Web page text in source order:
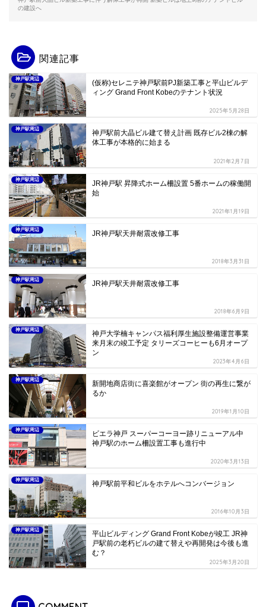
の建設へ
関連記事
神戸駅周辺
(仮称)セレニテ神戸駅前PJ新築工事と平山ビルデ
ィング Grand Front Kobeのテナント状況
2025年5月28日
神戸駅周辺
神戸駅前大晶ビル建て替え計画 既存ビル2棟の解
体工事が本格的に始まる
2021年2月7日
神戸駅周辺
JR神戸駅 昇降式ホーム柵設置 5番ホームの稼働開
始
2021年1月19日
神戸駅周辺 JR神戸駅天井耐震改修工事
2018年3月31日
神戸駅周辺 JR神戸駅天井耐震改修工事
2018年6月9日
神戸駅周辺
神戸大学楠キャンパス福利厚生施設整備運営事業
来月末の竣工予定 タリーズコーヒーも6月オープ
ン
2023年4月6日
神戸駅周辺
新開地商店街に喜楽館がオープン 街の再生に繋が
るか
2019年1月10日
神戸駅周辺
ビエラ神戸 スーパーコーヨー跡リニューアル中
神戸駅のホーム柵設置工事も進行中
2020年3月13日
神戸駅周辺 神戸駅前平和ビルをホテルへコンバージョン
2016年10月3日
神戸駅周辺
平山ビルディング Grand Front Kobeが竣工 JR神
戸駅前の老朽ビルの建て替えや再開発は今後も進
む？
2025年3月20日